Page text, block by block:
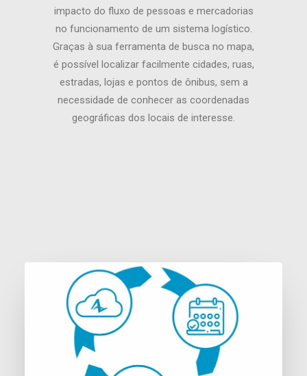
impacto do fluxo de pessoas e mercadorias
no funcionamento de um sistema logístico.
Graças à sua ferramenta de busca no mapa,
é possível localizar facilmente cidades, ruas,
estradas, lojas e pontos de ônibus, sem a
necessidade de conhecer as coordenadas
geográficas dos locais de interesse.